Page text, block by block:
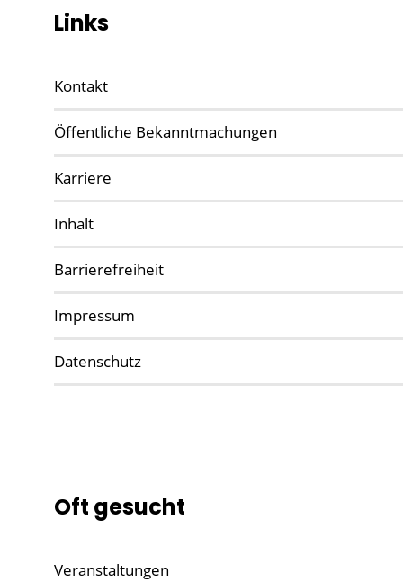
Links
Kontakt
Öffentliche Bekanntmachungen
Karriere
Inhalt
Barrierefreiheit
Impressum
Datenschutz
Oft gesucht
Veranstaltungen